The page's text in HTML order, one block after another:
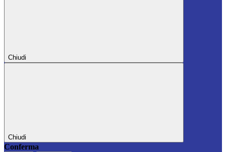
Chiudi
Chiudi
Conferma